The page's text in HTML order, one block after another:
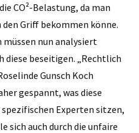
CO²-Belastung, da man
Griff bekommen könne.
nun analysiert
diese beseitigen. „Rechtlich
Gunsch Koch
gespannt, was diese
Experten sitzen,
sich auch durch die unfaire